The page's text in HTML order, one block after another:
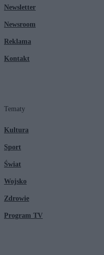
Newsletter
Newsroom
Reklama
Kontakt
Tematy
Kultura
Sport
Świat
Wojsko
Zdrowie
Program TV